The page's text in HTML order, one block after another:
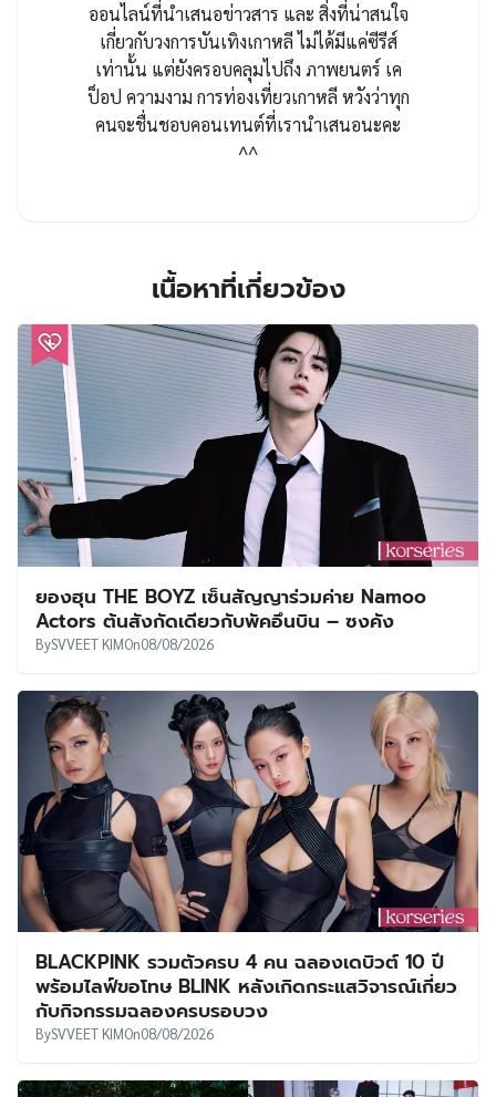
ออนไลน์ที่นำเสนอข่าวสาร และ สิ่งที่น่าสนใจ
เกี่ยวกับวงการบันเทิงเกาหลี ไม่ได้มีแค่ซีรีส์
เท่านั้น แต่ยังครอบคลุมไปถึง ภาพยนตร์ เค
ป็อป ความงาม การท่องเที่ยวเกาหลี หวังว่าทุก
คนจะชื่นชอบคอนเทนต์ที่เรานำเสนอนะคะ
^^
เนื้อหาที่เกี่ยวข้อง
ยองฮุน THE BOYZ เซ็นสัญญาร่วมค่าย Namoo
Actors ต้นสังกัดเดียวกับพัคอึนบิน – ซงคัง
BySVVEET KIMOn08/08/2026
BLACKPINK รวมตัวครบ 4 คน ฉลองเดบิวต์ 10 ปี
พร้อมไลฟ์ขอโทษ BLINK หลังเกิดกระแสวิจารณ์เกี่ยว
กับกิจกรรมฉลองครบรอบวง
BySVVEET KIMOn08/08/2026